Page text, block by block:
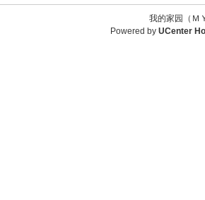
我的家园（
Powered by UCenter